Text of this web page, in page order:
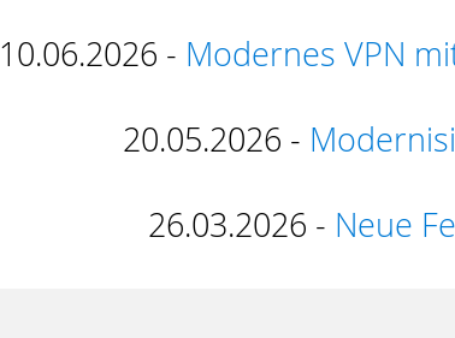
10.06.2026 - Modernes VPN
20.05.2026 -
26.03.2026 - Neue